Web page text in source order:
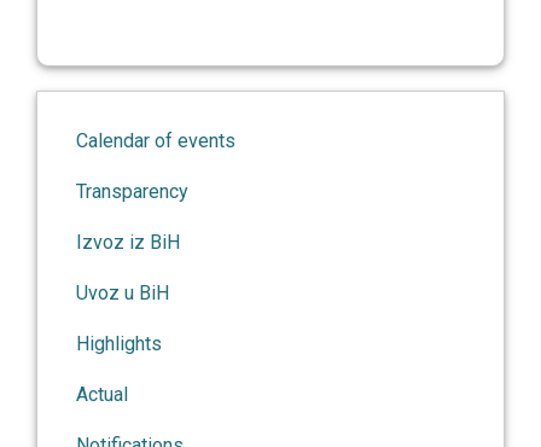
Calendar of events
Transparency
Izvoz iz BiH
Uvoz u BiH
Highlights
Actual